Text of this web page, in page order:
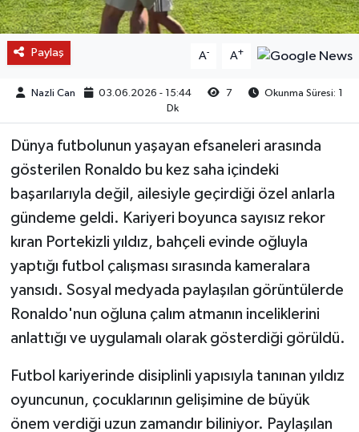
Paylaş A- A+
Nazli Can 03.06.2026 - 15:44 7
Okunma Süresi: 1
Dk
Dünya futbolunun yaşayan efsaneleri arasında
gösterilen Ronaldo bu kez saha içindeki
başarılarıyla değil, ailesiyle geçirdiği özel anlarla
gündeme geldi. Kariyeri boyunca sayısız rekor
kıran Portekizli yıldız, bahçeli evinde oğluyla
yaptığı futbol çalışması sırasında kameralara
yansıdı. Sosyal medyada paylaşılan görüntülerde
Ronaldo'nun oğluna çalım atmanın inceliklerini
anlattığı ve uygulamalı olarak gösterdiği görüldü.
Futbol kariyerinde disiplinli yapısıyla tanınan yıldız
oyuncunun, çocuklarının gelişimine de büyük
önem verdiği uzun zamandır biliniyor. Paylaşılan